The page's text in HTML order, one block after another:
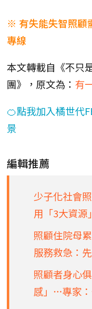
※ 有失能失智照顧
專線
本文轉載自《不只
團》，原文為： 有
🍊點我加入橘世代
景
編輯推薦
少子化社會
用「3大資源
照顧住院母
服務救急：
照顧者身心
感」…專家